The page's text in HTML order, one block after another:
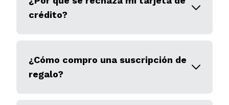
crédito?
¿Cómo compro una suscripción de
regalo?